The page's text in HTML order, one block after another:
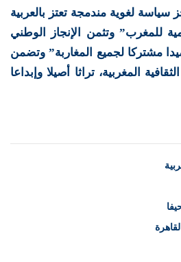
سياسة لغوية مندمجة تعتز بالعربية
للمغرب” وتثمن الإنجاز الوطني
مشتركا لجميع المغاربة” وتضمن
المغربية، تراثا أصيلا وإبداعا